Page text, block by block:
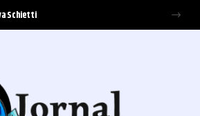
analisa os critérios jurídicos envolvidos